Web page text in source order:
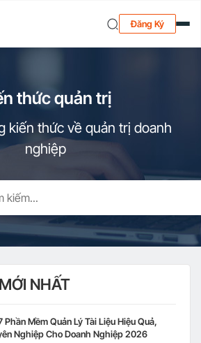
Đăng Ký
thức quản trị
kiến thức về quản trị doanh
nghiệp
NHẤT
Phần Mềm Quản Lý Tài Liệu Hiệu Quả,
Nghiệp Cho Doanh Nghiệp 2026